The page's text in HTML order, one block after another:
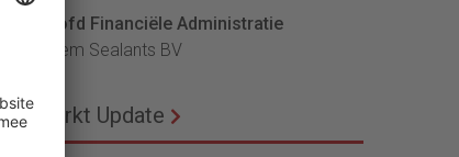
Hoofd Financiële Administratie
Bloem Sealants BV
Markt Update